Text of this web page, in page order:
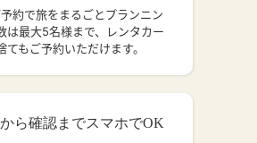
約で旅をまるごとプランニン
は最大5名様まで、レンタカー
てもご予約いただけます。
ら確認までスマホでOK